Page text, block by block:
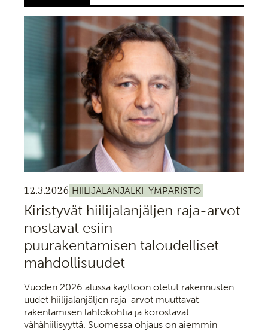
12.3.2026 HIILIJALANJÄLKI YMPÄRISTÖ
Kiristyvät hiilijalanjäljen raja-arvot
nostavat esiin
puurakentamisen taloudelliset
mahdollisuudet
Vuoden 2026 alussa käyttöön otetut rakennusten
uudet hiilijalanjäljen raja-arvot muuttavat
rakentamisen lähtökohtia ja korostavat
vähähiilisyyttä. Suomessa ohjaus on aiemmin